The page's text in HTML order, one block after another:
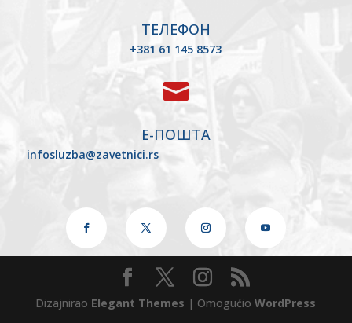
ТЕЛЕФОН
+381 61 145 8573

Е-ПОШТА
infosluzba@zavetnici.rs
Dizajnirao Elegant Themes | OmogućioWordPress